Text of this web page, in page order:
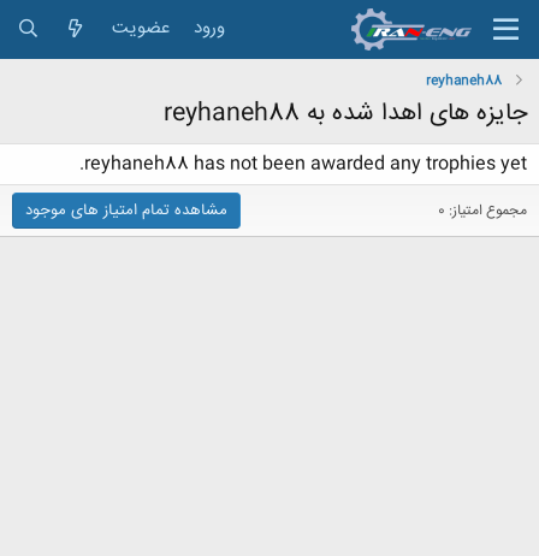
ورود عضویت
reyhaneh88
جایزه های اهدا شده به reyhaneh88
reyhaneh88 has not been awarded any trophies yet.
مجموع امتیاز: 0 مشاهده تمام امتیاز های موجود